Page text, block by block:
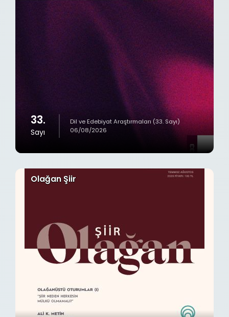
33.
Sayı
Dil ve Edebiyat Araştırmaları (33. Sayı)
06/08/2026
Olağan Şiir